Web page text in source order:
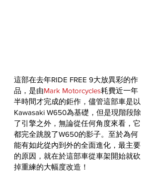
這部在去年RIDE FREE 9大放異彩的作
品，是由Mark Motorcycles耗費近一年
半時間才完成的鉅作，儘管這部車是以
Kawasaki W650為基礎，但是現階段除
了引擎之外，無論從任何角度來看，它
都完全跳脫了W650的影子。至於為何
能有如此從內到外的全面進化，最主要
的原因，就在於這部車從車架開始就砍
掉重練的大幅度改造！